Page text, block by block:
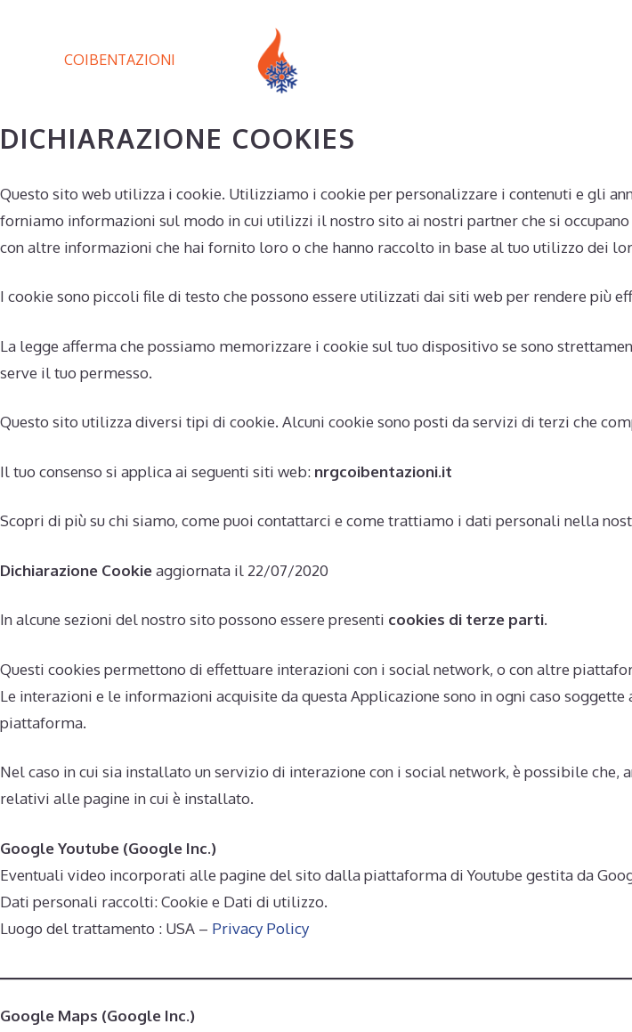
contenutoCOIBENTAZIONI
DICHIARAZIONE COOKIES
Questo sito web utilizza i cookie. Utilizziamo i cookie per personalizzare i contenuti e gli
forniamo informazioni sul modo in cui utilizzi il nostro sito ai nostri partner che si
con altre informazioni che hai fornito loro o che hanno raccolto in base al tuo utilizzo dei
I cookie sono piccoli file di testo che possono essere utilizzati dai siti web per rendere più
La legge afferma che possiamo memorizzare i cookie sul tuo dispositivo se sono
serve il tuo permesso.
Questo sito utilizza diversi tipi di cookie. Alcuni cookie sono posti da servizi di terzi che
Il tuo consenso si applica ai seguenti siti web: nrgcoibentazioni.it
Scopri di più su chi siamo, come puoi contattarci e come trattiamo i dati personali nella
Dichiarazione Cookieaggiornata il 22/07/2020
In alcune sezioni del nostro sito possono essere presenti cookies di terze parti.
Questi cookies permettono di effettuare interazioni con i social network, o con altre
Le interazioni e le informazioni acquisite da questa Applicazione sono in ogni caso
piattaforma.
Nel caso in cui sia installato un servizio di interazione con i social network, è possibile
relativi alle pagine in cui è installato.
Google Youtube (Google Inc.)
Eventuali video incorporati alle pagine del sito dalla piattaforma di Youtube gestita da
Dati personali raccolti: Cookie e Dati di utilizzo.
Luogo del trattamento : USA – Privacy Policy
Google Maps (Google Inc.)